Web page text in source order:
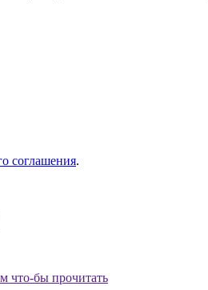
соглашения.
что-бы прочитать